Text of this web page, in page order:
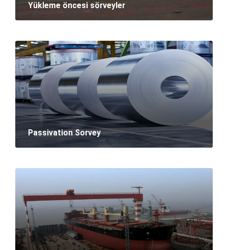
Yükleme öncesi sörveyler
Passivation Sorvey